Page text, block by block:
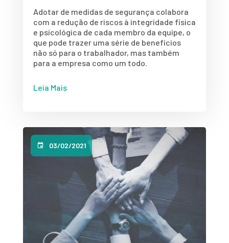
Adotar de medidas de segurança colabora
com a redução de riscos à integridade física
e psicológica de cada membro da equipe, o
que pode trazer uma série de benefícios
não só para o trabalhador, mas também
para a empresa como um todo.
Leia Mais
03/02/2021